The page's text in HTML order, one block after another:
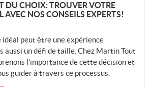
DU CHOIX: TROUVER VOTRE
AVEC NOS CONSEILS EXPERTS!
idéal peut être une expérience
aussi un défi de taille. Chez Martin Tout
l’importance de cette décision et
guider à travers ce processus.